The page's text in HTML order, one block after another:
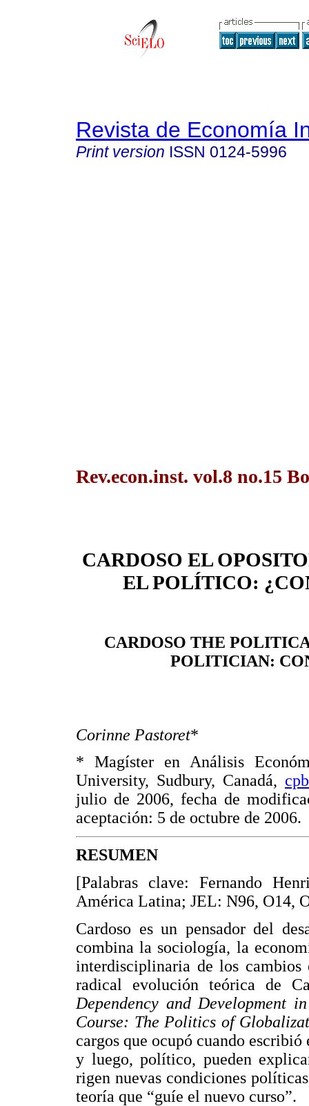
Revista de Economía
Print version ISSN 0124-5996
Rev.econ.inst. vol.8 no.15
CARDOSO EL
EL POLÍTICO:
CARDOSO THE
POLITICIAN:
Corinne Pastoret*
* Magíster en Análisis
University, Sudbury, Canadá,
julio de 2006, fecha de
aceptación: 5 de octubre de 2006.
RESUMEN
[Palabras clave: Fernando
América Latina; JEL: N96, O14,
Cardoso es un pensador del
combina la sociología, la
interdisciplinaria de los
radical evolución teórica de
Dependency and Development
Course: The Politics of
cargos que ocupó cuando
y luego, político, pueden
rigen nuevas condiciones
teoría que “guíe el nuevo curso”.